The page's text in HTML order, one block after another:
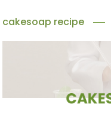
cakesoap recipe